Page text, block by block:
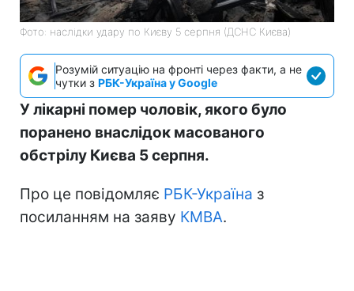
Фото: наслідки удару по Києву 5 серпня (ДСНС Києва)
Розумій ситуацію на фронті через факти, а не
чутки з РБК-Україна у Google
У лікарні помер чоловік, якого було
поранено внаслідок масованого
обстрілу Києва 5 серпня.
Про це повідомляє РБК-Україна з
посиланням на заяву КМВА.